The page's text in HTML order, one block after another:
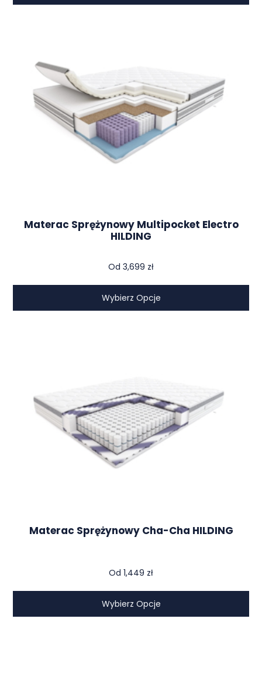
Materac Sprężynowy Multipocket Electro
HILDING
Od 3,699 zł
Wybierz Opcje
Materac Sprężynowy Cha-Cha HILDING
Od 1,449 zł
Wybierz Opcje